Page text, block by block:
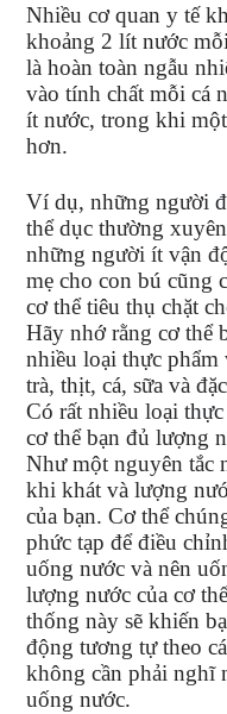
Nhiều cơ quan y tế
khoảng 2 lít nước
là hoàn toàn ngẫu
vào tính chất mỗi cá
ít nước, trong khi
hơn.
Ví dụ, những người
thể dục thường
những người ít vận
mẹ cho con bú cũng
cơ thể tiêu thụ chặt
Hãy nhớ rằng cơ thể
nhiều loại thực phẩm
trà, thịt, cá, sữa và
Có rất nhiều loại
cơ thể bạn đủ lượng
Như một nguyên tắc
khi khát và lượng
của bạn. Cơ thể
phức tạp để điều
uống nước và nên
lượng nước của cơ
thống này sẽ khiến
động tương tự theo
không cần phải nghĩ
uống nước.